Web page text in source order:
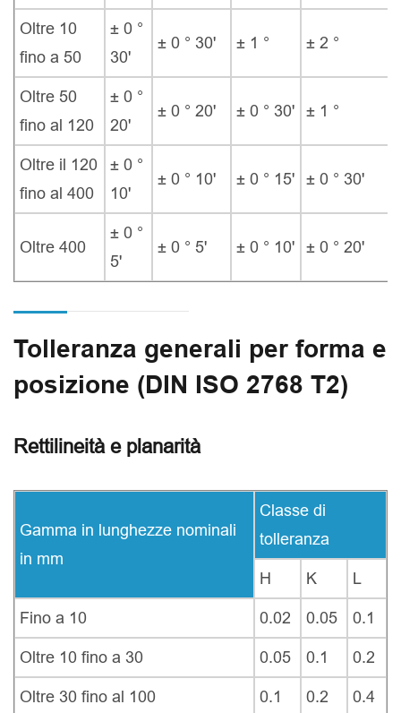
Oltre 10
fino a 50
± 0 °
30'
± 0 ° 30' ± 1 ° ± 2 °
Oltre 50
fino al 120
± 0 °
20'
± 0 ° 20' ± 0 ° 30' ± 1 °
Oltre il 120
fino al 400
± 0 °
10'
± 0 ° 10' ± 0 ° 15' ± 0 ° 30'
Oltre 400
± 0 °
5'
± 0 ° 5' ± 0 ° 10' ± 0 ° 20'
Tolleranza generali per forma e
posizione (DIN ISO 2768 T2)
Rettilineità e planarità
Gamma in lunghezze nominali
in mm
Classe di
tolleranza
H K L
Fino a 10 0.02 0.05 0.1
Oltre 10 fino a 30 0.05 0.1 0.2
Oltre 30 fino al 100 0.1 0.2 0.4